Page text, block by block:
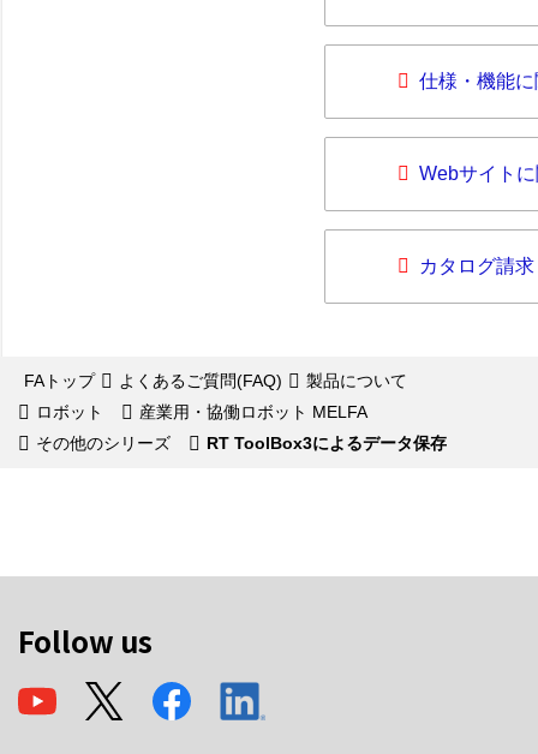
仕様・機能
Webサイト
カタログ請求
FAトップ よくあるご質問(FAQ)
製品について
ロボット
産業用・協働ロボット MELFA
その他のシリーズ
RT ToolBox3によるデータ保存
Follow us